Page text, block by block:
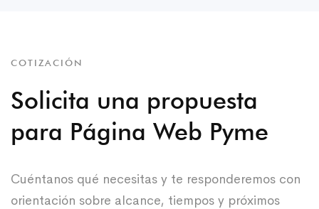
COTIZACIÓN
Solicita una propuesta
para Página Web Pyme
Cuéntanos qué necesitas y te responderemos con
orientación sobre alcance, tiempos y próximos